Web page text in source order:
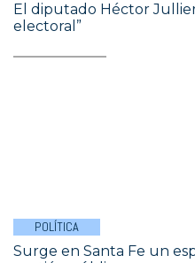
El diputado Héctor
electoral”
POLÍTICA
Surge en Santa Fe un